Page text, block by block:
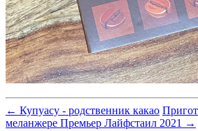
← Купуасу - родственник какао
меланжере Премьер Лайфстаил 2021 →